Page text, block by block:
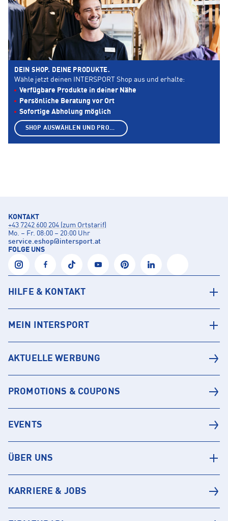
DEIN SHOP. DEINE PRODUKTE.
Wähle jetzt deinen INTERSPORT Shop aus und erhalte:
Verfügbare Produkte in deiner Nähe
Persönliche Beratung vor Ort
Sofortige Abholung möglich
SHOP AUSWÄHLEN UND PRODUKTE ANZEIGEN
KONTAKT
+43 7242 600 204 (zum Ortstarif)
Mo. – Fr. 08:00 – 20:00 Uhr
service.eshop@intersport.at
FOLGE UNS
HILFE & KONTAKT
MEIN INTERSPORT
AKTUELLE WERBUNG
PROMOTIONS & COUPONS
EVENTS
ÜBER UNS
KARRIERE & JOBS